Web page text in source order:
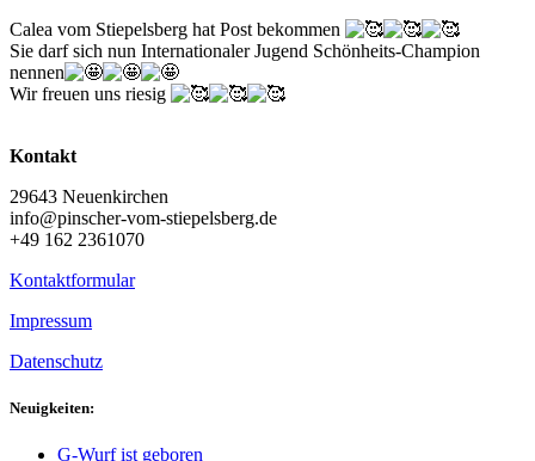
Calea vom Stiepelsberg hat Post bekommen
Sie darf sich nun Internationaler Jugend Schönheits-Champion
nennen
Wir freuen uns riesig
Kontakt
29643 Neuenkirchen
info@pinscher-vom-stiepelsberg.de
+49 162 2361070
Kontaktformular
Impressum
Datenschutz
Neuigkeiten:
G-Wurf ist geboren